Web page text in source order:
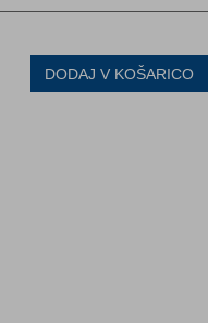
DODAJ V KOŠARICO